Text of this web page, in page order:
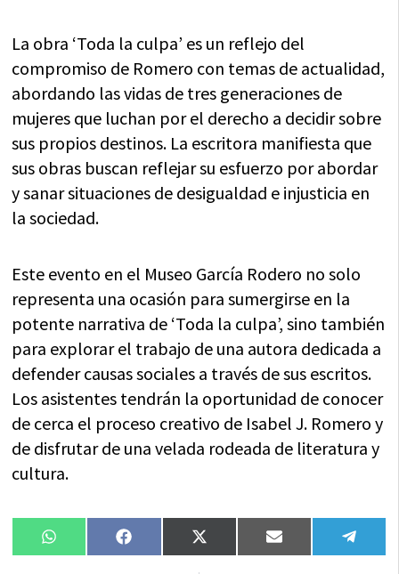
La obra ‘Toda la culpa’ es un reflejo del
compromiso de Romero con temas de actualidad,
abordando las vidas de tres generaciones de
mujeres que luchan por el derecho a decidir sobre
sus propios destinos. La escritora manifiesta que
sus obras buscan reflejar su esfuerzo por abordar
y sanar situaciones de desigualdad e injusticia en
la sociedad.
Este evento en el Museo García Rodero no solo
representa una ocasión para sumergirse en la
potente narrativa de ‘Toda la culpa’, sino también
para explorar el trabajo de una autora dedicada a
defender causas sociales a través de sus escritos.
Los asistentes tendrán la oportunidad de conocer
de cerca el proceso creativo de Isabel J. Romero y
de disfrutar de una velada rodeada de literatura y
cultura.
Compartir
en
WhatsAppCompartir
en
FacebookCompartir
en
X
(Twitter)
Compartir
en
Email
en